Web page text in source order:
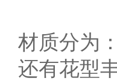
材质分为
还有花型